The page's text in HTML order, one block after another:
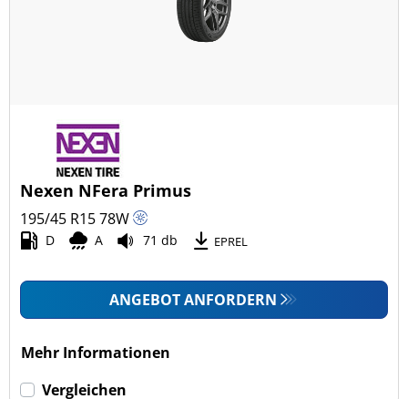
Nexen NFera Primus
195/45 R1578W
D A 71 db EPREL
ANGEBOT ANFORDERN
Mehr Informationen
Vergleichen